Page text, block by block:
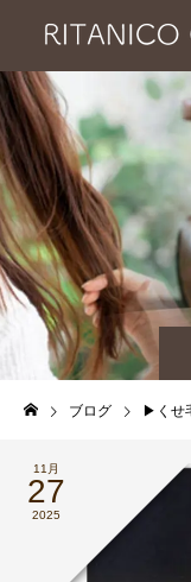
ブログ ▶︎くせ
11月
27
2025